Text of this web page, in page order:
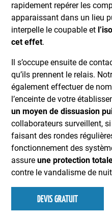
rapidement repérer les
apparaissant dans un lieu
interpelle le coupable et
cet effet.
Il s’occupe ensuite de
qu’ils prennent le relais.
également effectuer de
l’enceinte de votre
un moyen de dissuasion
collaborateurs surveillent,
faisant des rondes
fonctionnement des
assureune protection
contre le vandalisme de
DEVIS GRATUIT